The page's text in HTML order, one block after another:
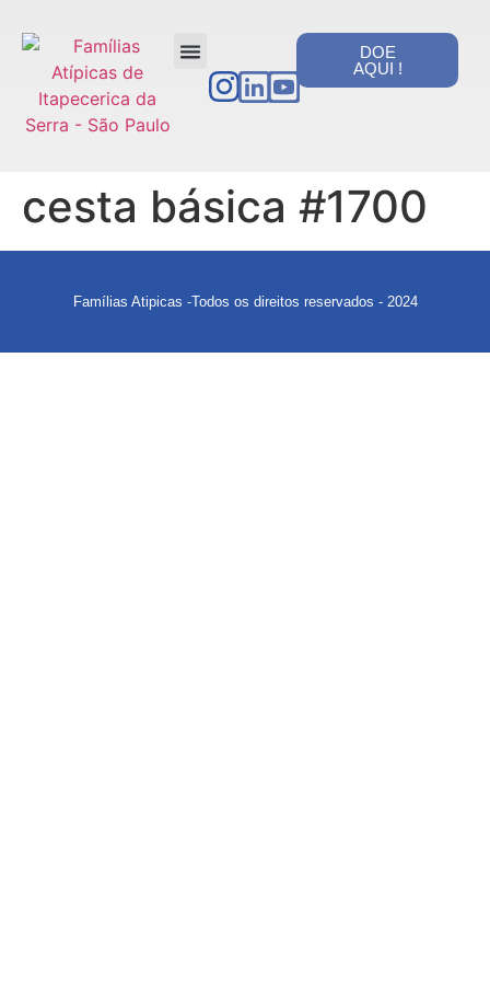
DOE
AQUI !
cesta básica #1700
Famílias Atipicas -Todos os direitos reservados - 2024